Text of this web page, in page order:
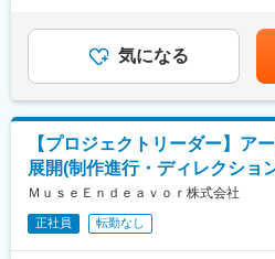
【中途社員比率100%】
新しい市場のため、今いるメン
年次社歴関係なく裁量や活躍の
＜先輩たちの前職例＞
・証券会社の営業
・飲食店集客プラットフォームの
・決済サービスの営業など営業系
＜男女比＞男5.5：女4.5
＜平均年齢＞29歳
い、熱意のある方からの募集を
【具体的には】
・各種問合せ応対（電話、メー
対応）
・アーティストの成長を直接感
献することが大きな達成感とな
む）＜昇給有無＞有＜残業手当
に応じて応相談■賞与：年1回（
績、 スキルアップにより有り）
り、選考を通じて上下する可能
当を含めた表記です。
気になる
【プロジェクトリーダー】ア
展開(制作進行・ディレクショ
ＭｕｓｅＥｎｄｅａｖｏｒ株式会社
正社員 転勤なし